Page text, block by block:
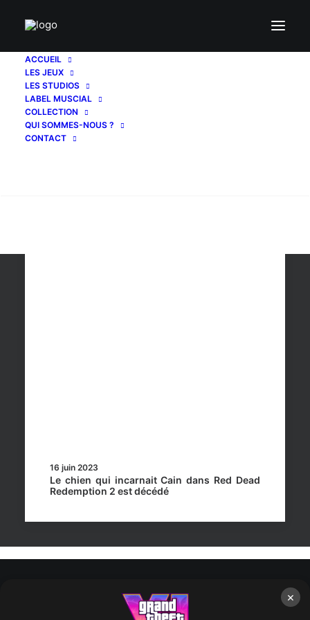
×
ACCUEIL
LES JEUX
LES STUDIOS
LABEL MUSCIAL
COLLECTION
QUI SOMMES-NOUS ?
CONTACT
16 juin 2023
Le chien qui incarnait Cain dans Red Dead
Redemption 2 est décédé
Rockstar Mag’, Copyright © 2013-2026 – Tous droits réservés –